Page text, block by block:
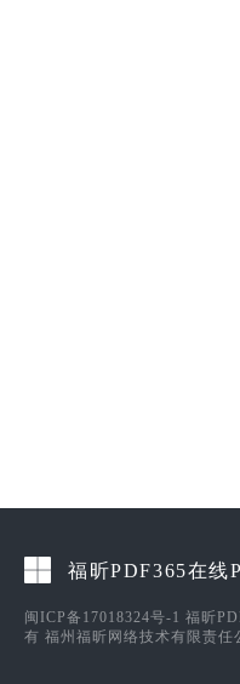
福昕PDF365在线
闽ICP备17018324号-1 福昕
有 福州福昕网络技术有限责任